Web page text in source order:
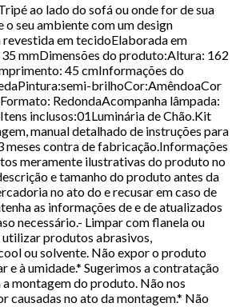
ao lado do sofá ou onde for de sua
seu ambiente com um design
revestida em tecidoElaborada em
mmDimensões do produto:Altura: 162
45 cmInformações do
brilhoCor:AmêndoaCor
RedondaAcompanha lâmpada:
inclusos:01Luminária de Chão.Kit
manual detalhado de instruções para
meses contra de fabricação.Informações
meramente ilustrativas do produto no
e tamanho do produto antes da
no ato do e recusar em caso de
as informações de e de atualizados
necessário.- Limpar com flanela ou
utilizar produtos abrasivos,
ou solvente. Não expor o produto
e à umidade.* Sugerimos a contratação
montagem do produto. Não nos
causadas no ato da montagem.* Não